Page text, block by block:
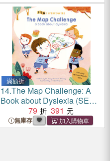
滿額折
14.The Map Challenge: A
Book about Dyslexia (SEN
Superpowers)
79 391
無庫存